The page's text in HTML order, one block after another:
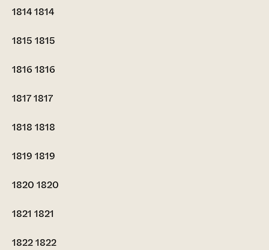
18141814
1815 1815
1816 1816
18171817
1818 1818
1819 1819
1820 1820
1821 1821
18221822